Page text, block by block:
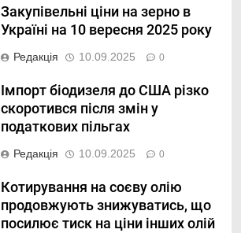
Закупівельні ціни на зерно в
Україні на 10 вересня 2025 року
Редакція 10.09.2025 0
Імпорт біодизеля до США різко
скоротився після змін у
податкових пільгах
Редакція 10.09.2025 0
Котирування на соєву олію
продовжують знижуватись, що
посилює тиск на ціни інших олій